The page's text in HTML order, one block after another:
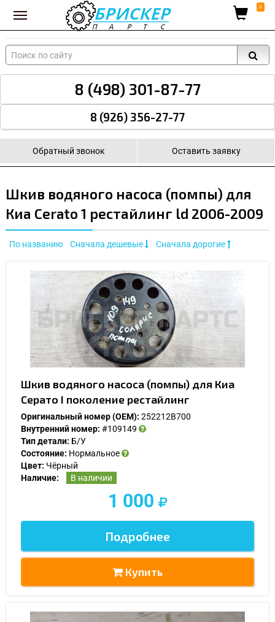
Вход для поставщиков 0
8 (498) 301-87-77
8 (926) 356-27-77
Обратный звонок Оставить заявку
Шкив водяного насоса (помпы) для
Киа Cerato 1 рестайлинг ld 2006-2009
По названию Сначала дешевые Сначала дорогие
Шкив водяного насоса (помпы) для Киа
Серато I поколение рестайлинг
Оригинальный номер (OEM): 252212B700
Внутренний номер: #109149
Тип детали: Б/У
Состояние: Нормальное
Цвет: Чёрный
Наличие:
В наличии
1 000
Подробнее
Купить